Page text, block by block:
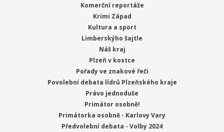
Komerční reportáže
Krimi Západ
Kultura a sport
Limberskýho šajtle
Náš kraj
Plzeň v kostce
Pořady ve znakové řeči
Povolební debata lídrů Plzeňského kraje
Právo jednoduše
Primátor osobně!
Primátorka osobně - Karlovy Vary
Předvolební debata - Volby 2024